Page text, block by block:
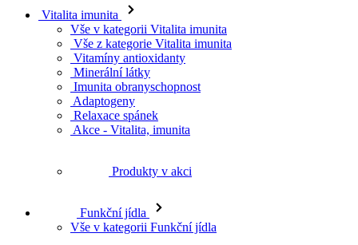
Vitalita imunita
Vše v kategorii Vitalita imunita
Vše z kategorie Vitalita imunita
Vitamíny antioxidanty
Minerální látky
Imunita obranyschopnost
Adaptogeny
Relaxace spánek
Akce - Vitalita, imunita
Vše v kategorii Funkční jídla